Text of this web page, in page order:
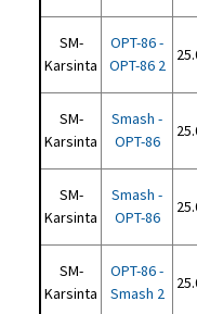
SM-
Karsinta
OPT-86 -
OPT-86 2
SM-
Karsinta
Smash -
OPT-86
SM-
Karsinta
Smash -
OPT-86
SM-
Karsinta
OPT-86 -
Smash 2